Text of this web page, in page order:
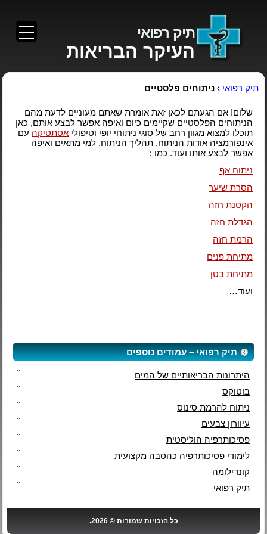
תיק רפואי
העיקר הבריאות
תיק רפואי › ניתוחים פלסטיים
שלום! אם הגעתם לכאן זאת אומרת שאתם מעוניים לדעת מהם
הניתוחים הפלסטיים שקיימים כיום ואיפה אפשר לבצע אותם, כאן
תוכלו למצוא מגוון רחב של סוגי ניתוחי יופי וטיפולי אסתטיקה עם
אינפורמציה אודות הניתוח, תהליך הניתוח, למי מתאים ואיפה
אפשר לבצע אותו ועוד. כמו :
ניתוח אף
הסרת שיער
הקטנת חזה
הגדלת חזה
הרמת חזה
מתיחת פנים
מתיחת בטן
ועוד…
תיק רפואי – עמודים נוספים
היתרונות הבריאותיים של המים
בוטוקס
ניתוח להרמת סינוס
עיוורון צבעים
פסיכותרפיה הוליסטית
לימודי פסיכותרפיה כהסבה מקצועית
קונדילומה
תיק רפואי
כל הזכויות שמורות © 2026.